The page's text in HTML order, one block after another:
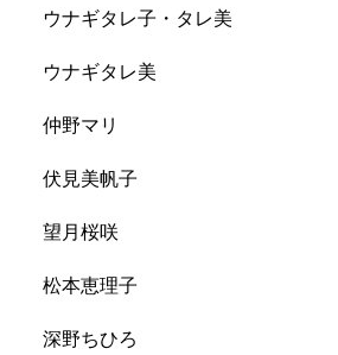
ウナギタレ子・タレ美
ウナギタレ美
仲野マリ
伏見美帆子
望月桜咲
松本恵理子
深野ちひろ